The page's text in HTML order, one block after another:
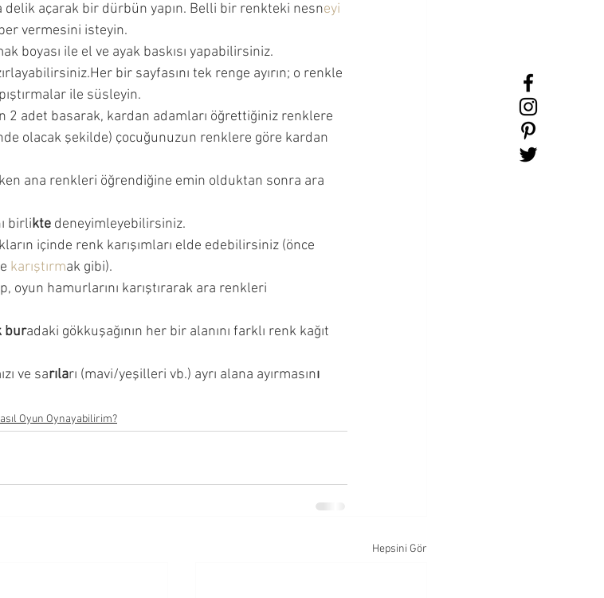
delik açarak bir dürbün yapın. Belli bir renkteki nesneyi
vermesini isteyin.
boyası ile el ve ayak baskısı yapabilirsiniz.
bir sayfasını tek renge ayırın; o renkle
ile süsleyin.
2 adet basarak, kardan adamları öğrettiğiniz renklere
olacak şekilde) çocuğunuzun renklere göre kardan
ana renkleri öğrendiğine emin olduktan sonra ara
birlikte deneyimleyebilirsiniz.
içinde renk karışımları elde edebilirsiniz (önce
karıştırmak gibi).
oyun hamurlarını karıştırarak ara renkleri
buradaki gökkuşağının her bir alanını farklı renk kağıt
ve sarıları (mavi/yeşilleri vb.) ayrı alana ayırmasını
Oyun Oynayabilirim?
Hepsini Gör